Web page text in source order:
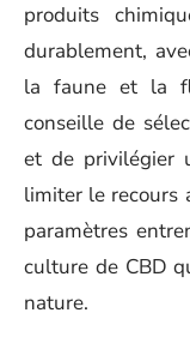
produits
durablement,
la faune et la
conseille de
et de privilégier
limiter le recours
paramètres
culture de CBD
nature.